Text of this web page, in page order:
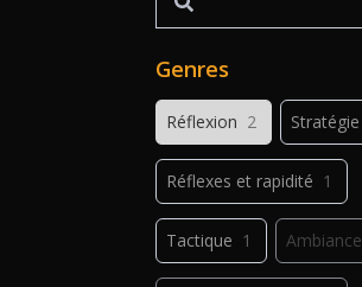
Genres
Réflexion 2 Stratégie
Réflexes et rapidité 1
Tactique 1 Ambiance